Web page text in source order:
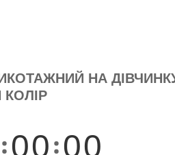
НА ДІВЧИНКУ
00 00